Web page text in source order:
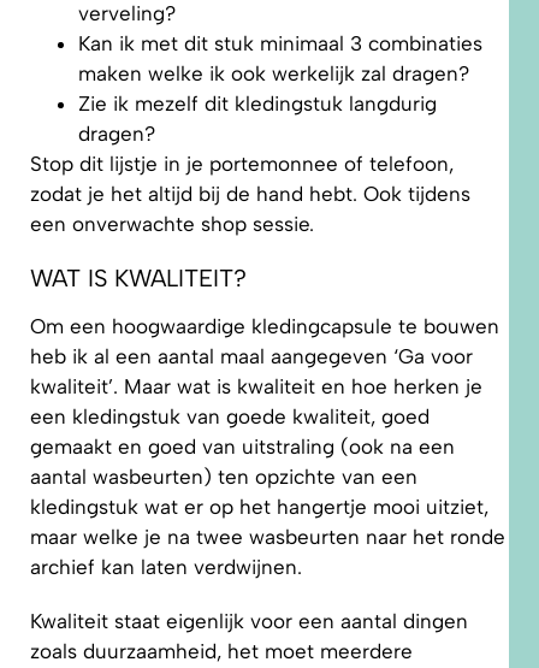
verveling?
Kan ik met dit stuk minimaal 3 combinaties
maken welke ik ook werkelijk zal dragen?
Zie ik mezelf dit kledingstuk langdurig
dragen?
Stop dit lijstje in je portemonnee of telefoon,
zodat je het altijd bij de hand hebt. Ook tijdens
een onverwachte shop sessie.
WAT IS KWALITEIT?
Om een hoogwaardige kledingcapsule te bouwen
heb ik al een aantal maal aangegeven ‘Ga voor
kwaliteit’. Maar wat is kwaliteit en hoe herken je
een kledingstuk van goede kwaliteit, goed
gemaakt en goed van uitstraling (ook na een
aantal wasbeurten) ten opzichte van een
kledingstuk wat er op het hangertje mooi uitziet,
maar welke je na twee wasbeurten naar het ronde
archief kan laten verdwijnen.
Kwaliteit staat eigenlijk voor een aantal dingen
zoals duurzaamheid, het moet meerdere